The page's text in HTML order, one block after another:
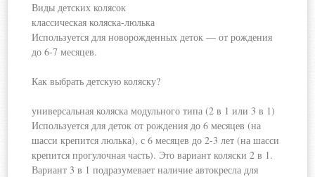
Виды детских колясок
классическая коляска-люлька
Используется для новорожденных деток — от рождения
до 6-7 месяцев.
Как выбрать детскую коляску?
универсальная коляска модульного типа (2 в 1 или 3 в 1)
Используется для деток от рождения до 6 месяцев (на
шасси крепится люлька), с 6 месяцев до 2-3 лет (на шасси
крепится прогулочная часть). Это вариант коляски 2 в 1.
Вариант 3 в 1 подразумевает наличие автокресла для